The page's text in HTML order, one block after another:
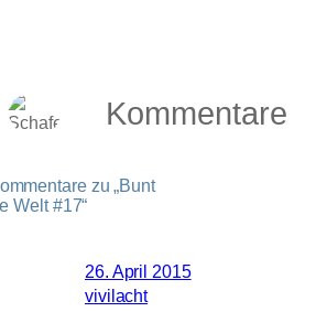
Kommentare
zu „Bunt
Welt #17“
26. April 2015
vivilacht